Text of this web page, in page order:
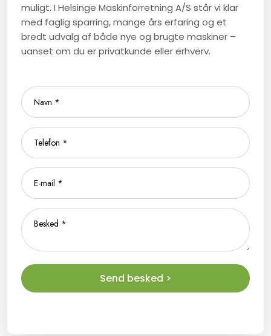
muligt. I Helsinge Maskinforretning A/S står vi klar
med faglig sparring, mange års erfaring og et
bredt udvalg af både nye og brugte maskiner –
uanset om du er privatkunde eller erhverv.